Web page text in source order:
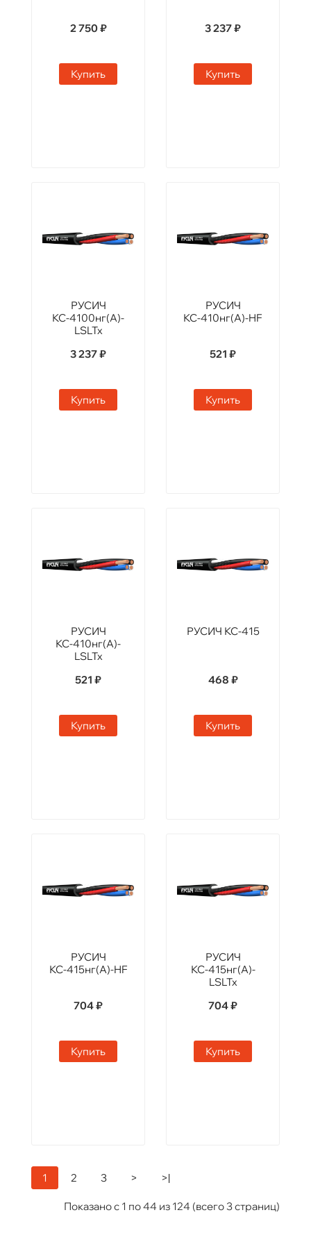
2 750 ₽
Купить
3 237 ₽
Купить
РУСИЧ
КС-4100нг(А)-
LSLTx
3 237 ₽
Купить
РУСИЧ
КС-410нг(А)-HF
521 ₽
Купить
РУСИЧ
КС-410нг(А)-
LSLTx
521 ₽
Купить
РУСИЧ КС-415
468 ₽
Купить
РУСИЧ
КС-415нг(А)-HF
704 ₽
Купить
РУСИЧ
КС-415нг(А)-
LSLTx
704 ₽
Купить
1 2 3 > >|
Показано с 1 по 44 из 124 (всего 3 страниц)